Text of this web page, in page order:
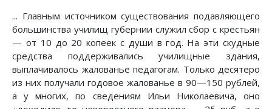
... Главным источником существования подавляющего
большинства училищ губернии служил сбор с крестьян
— от 10 до 20 копеек с души в год. На эти скудные
средства поддерживались училищные здания,
выплачивалось жалованье педагогам. Только десятеро
из них получали годовое жалованье в 90—150 рублей,
а у многих, по сведениям Ильи Николаевича, оно